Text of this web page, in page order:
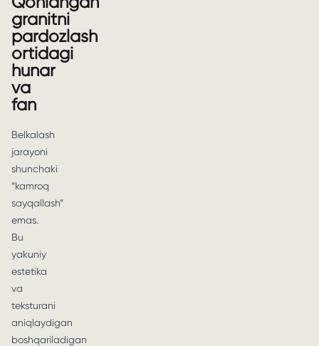
granitni
pardozlash
ortidagi
hunar
va
fan
Belkalash
jarayoni
shunchaki
“kamroq
sayqallash”
emas.
Bu
yakuniy
estetika
va
teksturani
aniqlaydigan
boshqariladigan